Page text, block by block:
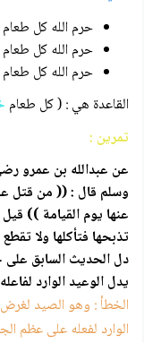
حرم الله كل
حرم الله كل
حرم الله كل
القاعدة هي : ( كل طعام
تمرين :
عن عبدالله بن عمرو
وسلم قال : (( من قتل
عنها يوم القيامة ))
تذبحها فتأكلها ولا
دل الحديث السابق
يدل الوعيد الوارد
الخطأ : وهو الصيد لغرض
الوارد لفعله على عظم